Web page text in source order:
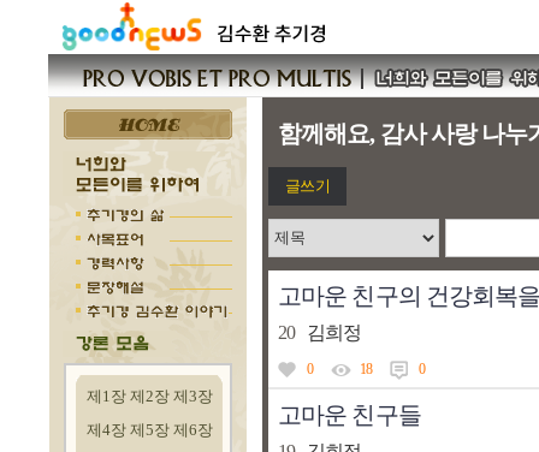
제1장 제2장 제3장
제4장 제5장 제6장